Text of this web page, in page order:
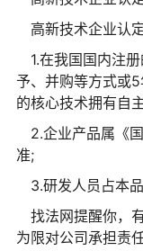
高新技术企业认
1.在我国国内注
予、并购等方式或
的核心技术拥有自
2.企业产品属《
准;
3.研发人员占本
找法网提醒你，
为限对公司承担责